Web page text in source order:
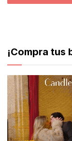
¡Compra tus